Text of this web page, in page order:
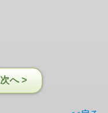
次へ >